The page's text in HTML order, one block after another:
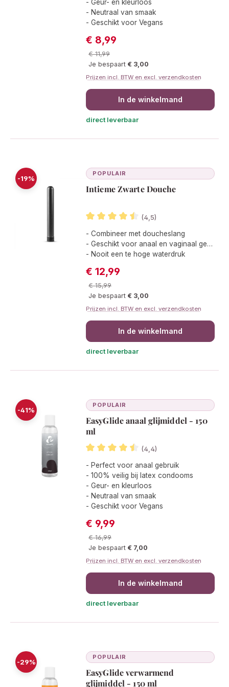
- Geur- en kleurloos
- Neutraal van smaak
- Geschikt voor Vegans
Verkoopprijs:
€ 8,99
Normale prijs:
€ 11,99
Je bespaart € 3,00
Prijzen incl. BTW en excl. verzendkosten
In de winkelmand
direct leverbaar
-19%
POPULAIR
Intieme Zwarte Douche
(4,5)
Gemiddelde waardering van 4.4
- Combineer met doucheslang
- Geschikt voor anaal en vaginaal gebruik
- Nooit een te hoge waterdruk
Verkoopprijs:
€ 12,99
Normale prijs:
€ 15,99
Je bespaart € 3,00
Prijzen incl. BTW en excl. verzendkosten
In de winkelmand
direct leverbaar
-41%
POPULAIR
EasyGlide anaal glijmiddel - 150
ml
(4,4)
Gemiddelde waardering van 4.4
- Perfect voor anaal gebruik
- 100% veilig bij latex condooms
- Geur- en kleurloos
- Neutraal van smaak
- Geschikt voor Vegans
Verkoopprijs:
€ 9,99
Normale prijs:
€ 16,99
Je bespaart € 7,00
Prijzen incl. BTW en excl. verzendkosten
In de winkelmand
direct leverbaar
-29%
POPULAIR
EasyGlide verwarmend
glijmiddel - 150 ml